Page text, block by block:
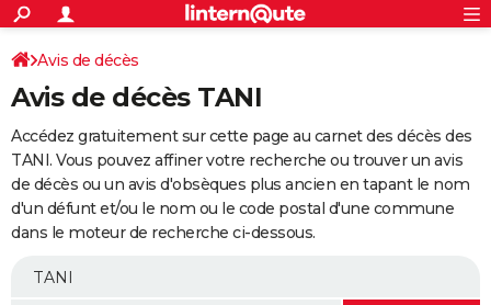
ACTUALITÉS
Politique
Société
Faits Divers
Education
Monde
Villes
+
SPORT
Coupe du monde 2026
Football
Tennis
Cyclisme
Rugby
Forum
Programme TV
TNT
Streaming
Cinéma
Sorties cinéma
Musique
+FINANCE
Retraite
Impôts
Epargne
Immobilier
Risques naturels par ville
Banque
Assurance
Crédit
AUTO
Essais
Réserver un essai
Citadines
Berlines
SUV
Forum auto
+
Mobiles
Meilleur smartphone
Internet
Ordinateurs
Jeux vidéo
Guide high-tech
Avis de décès
Avis de décès TANI
Accédez gratuitement sur cette page au carnet des décès des
TANI. Vous pouvez affiner votre recherche ou trouver un avis
de décès ou un avis d'obsèques plus ancien en tapant le nom
d'un défunt et/ou le nom ou le code postal d'une commune
dans le moteur de recherche ci-dessous.